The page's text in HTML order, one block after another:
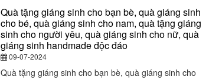
Quà tặng giáng sinh cho bạn bè, quà giáng sinh
cho bé, quà giáng sinh cho nam, quà tặng giáng
sinh cho người yêu, quà giáng sinh cho nữ, quà
giáng sinh handmade độc đáo
09-07-2024
Quà tặng giáng sinh cho bạn bè, quà giáng sinh cho